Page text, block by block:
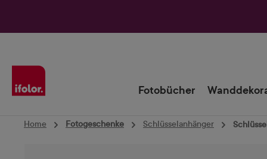
Fotobücher
Home Fotogeschenke Schlüsselanhänger